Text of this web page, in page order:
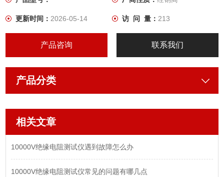
更新时间：2026-05-14 访 问 量： 213
产品咨询 联系我们
产品分类
相关文章
10000V绝缘电阻测试仪遇到故障怎么办
10000V绝缘电阻测试仪常见的问题有哪几点